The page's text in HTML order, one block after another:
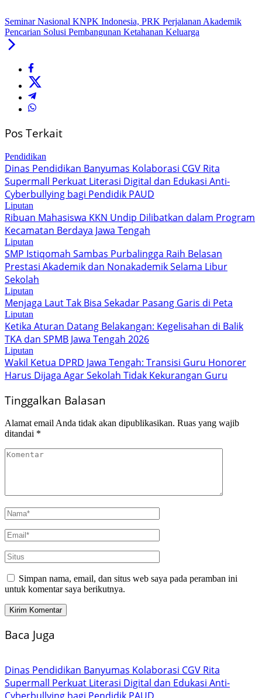
Seminar Nasional KNPK Indonesia, PRK Perjalanan Akademik
Pencarian Solusi Pembangunan Ketahanan Keluarga
Pos Terkait
Pendidikan
Dinas Pendidikan Banyumas Kolaborasi CGV Rita
Supermall Perkuat Literasi Digital dan Edukasi Anti-
Cyberbullying bagi Pendidik PAUD
Liputan
Ribuan Mahasiswa KKN Undip Dilibatkan dalam Program
Kecamatan Berdaya Jawa Tengah
Liputan
SMP Istiqomah Sambas Purbalingga Raih Belasan
Prestasi Akademik dan Nonakademik Selama Libur
Sekolah
Liputan
Menjaga Laut Tak Bisa Sekadar Pasang Garis di Peta
Liputan
Ketika Aturan Datang Belakangan: Kegelisahan di Balik
TKA dan SPMB Jawa Tengah 2026
Liputan
Wakil Ketua DPRD Jawa Tengah: Transisi Guru Honorer
Harus Dijaga Agar Sekolah Tidak Kekurangan Guru
Tinggalkan Balasan
Alamat email Anda tidak akan dipublikasikan. Ruas yang wajib
ditandai *
Simpan nama, email, dan situs web saya pada peramban ini
untuk komentar saya berikutnya.
Baca Juga
Dinas Pendidikan Banyumas Kolaborasi CGV Rita
Supermall Perkuat Literasi Digital dan Edukasi Anti-